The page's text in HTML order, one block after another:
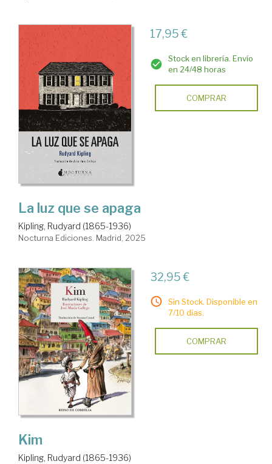
17,95 €
Stock en librería. Envío
en 24/48 horas
COMPRAR
La luz que se apaga
Kipling, Rudyard (1865-1936)
Nocturna Ediciones. Madrid, 2025
32,95 €
Sin Stock. Disponible en
7/10 días.
COMPRAR
Kim
Kipling, Rudyard (1865-1936)